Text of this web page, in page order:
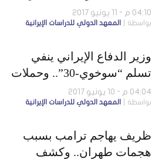
كردستان بسبب حادثة طهران
04:10 م - 11 يونيو 2017
بواسطة المعهد الدولي للدراسات الإيرانية
وزير الدفاع الإيراني ينفي
تسلم “سوخوي-30”.. وحملات
لاعتقال العناصر المسلحة
04:04 م - 10 يونيو 2017
بواسطة المعهد الدولي للدراسات الإيرانية
ظريف يهاجم ترامب بسبب
هجمات طهران.. وكشف